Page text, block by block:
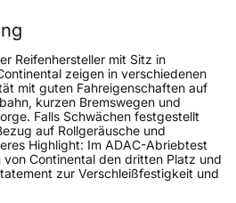
Reifenhersteller mit Sitz in
zeigen in verschiedenen
mit guten Fahreigenschaften auf
kurzen Bremswegen und
Falls Schwächen festgestellt
auf Rollgeräusche und
Highlight: Im ADAC-Abriebtest
Continental den dritten Platz und
zur Verschleißfestigkeit und